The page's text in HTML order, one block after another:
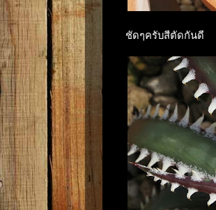
ชัดๆครับสีตัดกันดี